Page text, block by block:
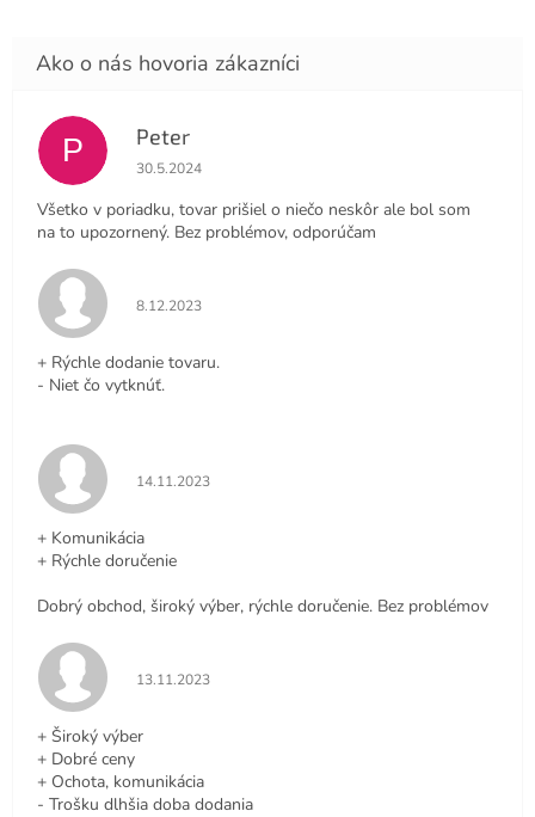
P Peter
Hodnotenie obchodu je 4 z 5 hviezdičiek.
30.5.2024
Všetko v poriadku, tovar prišiel o niečo neskôr ale bol som
na to upozornený. Bez problémov, odporúčam
Hodnotenie obchodu je 5 z 5 hviezdičiek.
8.12.2023
+ Rýchle dodanie tovaru.
- Niet čo vytknúť.
Hodnotenie obchodu je 5 z 5 hviezdičiek.
14.11.2023
+ Komunikácia
+ Rýchle doručenie
Dobrý obchod, široký výber, rýchle doručenie. Bez problémov
Hodnotenie obchodu je 5 z 5 hviezdičiek.
13.11.2023
+ Široký výber
+ Dobré ceny
+ Ochota, komunikácia
- Trošku dlhšia doba dodania